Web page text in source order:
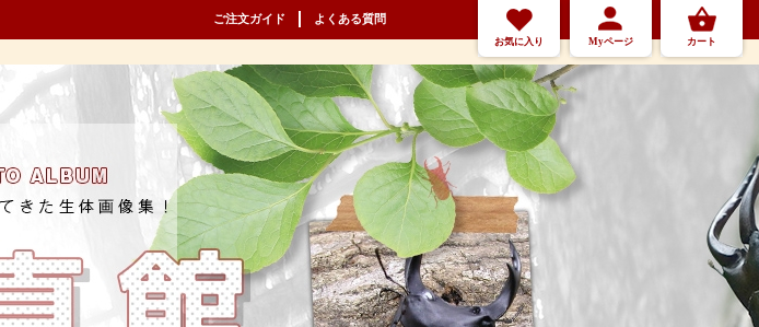
ご注文ガイド よくある質問
お気に入り Myページ カート